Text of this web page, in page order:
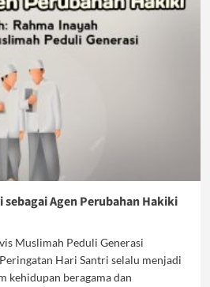
Agen Perubahan Hakiki
Muslimah Peduli Generasi
Hari Santri selalu menjadi
kehidupan beragama dan